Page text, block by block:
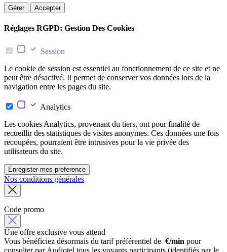
Gérer Accepter
Réglages RGPD: Gestion Des Cookies
Session
Le cookie de session est essentiel au fonctionnement de ce site et ne
peut être désactivé. Il permet de conserver vos données lors de la
navigation entre les pages du site.
Analytics
Les cookies Analytics, provenant du tiers, ont pour finalité de
recueillir des statistiques de visites anonymes. Ces données une fois
recoupées, pourraient être intrusives pour la vie privée des
utilisateurs du site.
Enregister mes preference
Nos conditions générales
Code promo
Une offre exclusive vous attend
Vous bénéficiez désormais du tarif préférentiel de €/min pour
consulter par Audiotel tous les voyants participants (identifiés par le